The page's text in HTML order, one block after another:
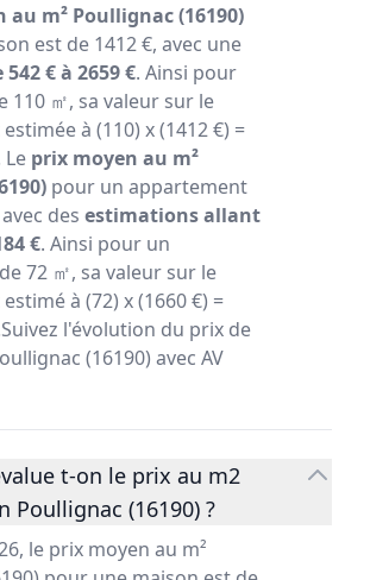
au m² Poullignac (16190)
est de 1412 €, avec une
€ à 2659 €. Ainsi pour
110 ㎡, sa valeur sur le
à (110) x (1412 €) =
Le prix moyen au m²
pour un appartement
des estimations allant
€. Ainsi pour un
72 ㎡, sa valeur sur le
à (72) x (1660 €) =
l'évolution du prix de
(16190) avec AV
t-on le prix au m2
Poullignac (16190) ?
le prix moyen au m²